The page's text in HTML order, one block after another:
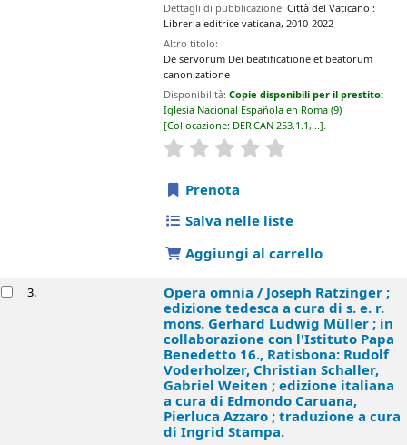
Dettagli di pubblicazione:Città del Vaticano :
Libreria editrice vaticana, 2010-2022
Altro titolo:
De servorum Dei beatificatione et beatorum
canonizatione
Disponibilità:Copie disponibili per il prestito:
Iglesia Nacional Española en Roma (9)
Collocazione: DER.CAN 253.1.1, .. .
star rating
Prenota
Salva nelle liste
Aggiungi al carrello
3. Opera omnia / Joseph Ratzinger ;
edizione tedesca a cura di s. e. r.
mons. Gerhard Ludwig Müller ; in
collaborazione con l'Istituto Papa
Benedetto 16., Ratisbona: Rudolf
Voderholzer, Christian Schaller,
Gabriel Weiten ; edizione italiana
a cura di Edmondo Caruana,
Pierluca Azzaro ; traduzione a cura
di Ingrid Stampa.